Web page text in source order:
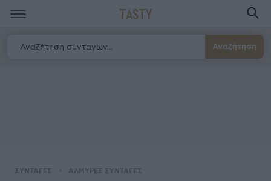
TASTY
Αναζήτηση
ΣΥΝΤΑΓΕΣ ΑΛΜΥΡΕΣ ΣΥΝΤΑΓΕΣ